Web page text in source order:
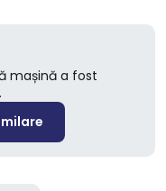
mașină a fost